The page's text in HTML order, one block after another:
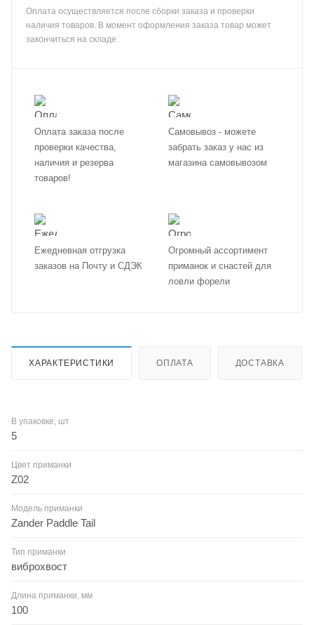
Оплата осуществляется после сборки заказа и проверки
наличия товаров. В момент оформления заказа товар может
закончиться на складе.
Оплата заказа после
проверки качества,
наличия и резерва
товаров!
Самовывоз - можете
забрать заказ у нас из
магазина самовывозом
Ежедневная отгрузка
заказов на Почту и СДЭК
Огромный ассортимент
приманок и снастей для
ловли форели
ХАРАКТЕРИСТИКИ ОПЛАТА ДОСТАВКА
В упаковке, шт
5
Цвет приманки
Z02
Модель приманки
Zander Paddle Tail
Тип приманки
виброхвост
Длина приманки, мм
100